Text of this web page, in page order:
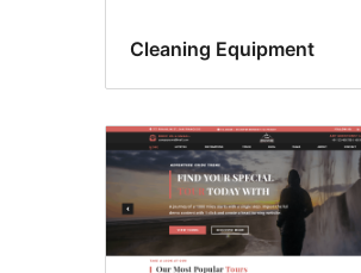
Cleaning Equipment